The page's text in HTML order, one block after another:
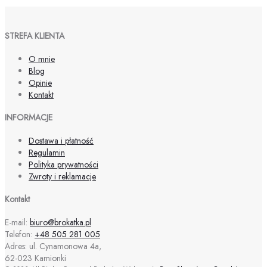
STREFA KLIENTA
O mnie
Blog
Opinie
Kontakt
INFORMACJE
Dostawa i płatność
Regulamin
Polityka prywatności
Zwroty i reklamacje
Kontakt
E-mail: biuro@brokatka.pl
Telefon: +48 505 281 005
Adres: ul. Cynamonowa 4a,
62-023 Kamionki